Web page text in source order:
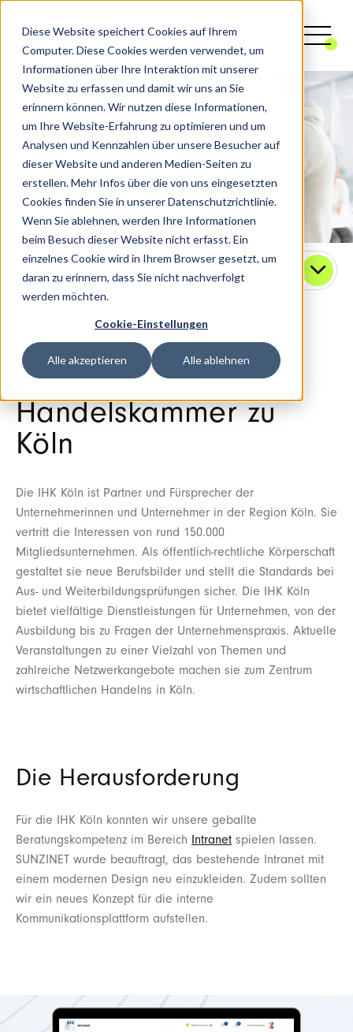
Diese Website speichert Cookies auf Ihrem
Computer. Diese Cookies werden verwendet, um
Informationen über Ihre Interaktion mit unserer
Website zu erfassen und damit wir uns an Sie
erinnern können. Wir nutzen diese Informationen,
um Ihre Website-Erfahrung zu optimieren und um
Analysen und Kennzahlen über unsere Besucher auf
dieser Website und anderen Medien-Seiten zu
erstellen. Mehr Infos über die von uns eingesetzten
Cookies finden Sie in unserer Datenschutzrichtlinie.
Wenn Sie ablehnen, werden Ihre Informationen
beim Besuch dieser Website nicht erfasst. Ein
einzelnes Cookie wird in Ihrem Browser gesetzt, um
daran zu erinnern, dass Sie nicht nachverfolgt
werden möchten.
Cookie-Einstellungen
Alle akzeptieren Alle ablehnen
Industrie- und
Handelskammer zu
Köln
Die IHK Köln ist Partner und Fürsprecher der
Unternehmerinnen und Unternehmer in der Region Köln. Sie
vertritt die Interessen von rund 150.000
Mitgliedsunternehmen. Als öffentlich-rechtliche Körperschaft
gestaltet sie neue Berufsbilder und stellt die Standards bei
Aus- und Weiterbildungsprüfungen sicher. Die IHK Köln
bietet vielfältige Dienstleistungen für Unternehmen, von der
Ausbildung bis zu Fragen der Unternehmenspraxis. Aktuelle
Veranstaltungen zu einer Vielzahl von Themen und
zahlreiche Netzwerkangebote machen sie zum Zentrum
wirtschaftlichen Handelns in Köln.
Die Herausforderung
Für die IHK Köln konnten wir unsere geballte
Beratungskompetenz im Bereich Intranet spielen lassen.
SUNZINET wurde beauftragt, das bestehende Intranet mit
einem modernen Design neu einzukleiden. Zudem sollten
wir ein neues Konzept für die interne
Kommunikationsplattform aufstellen.